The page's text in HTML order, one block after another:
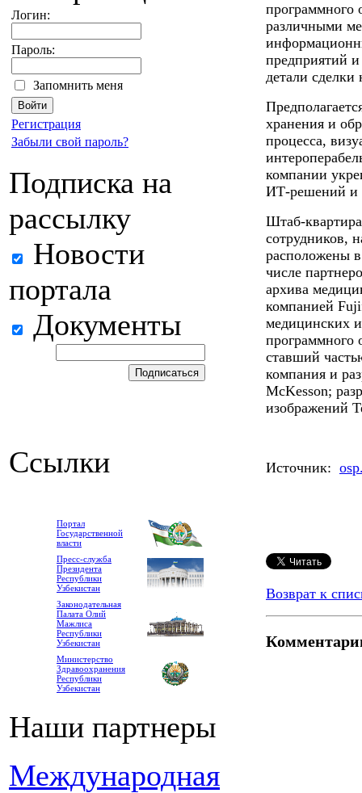
Логин:
Пароль:
Запомнить меня
Регистрация
Забыли свой пароль?
Подписка на
рассылку
Новости
портала
Документы
Ссылки
Портал
Государственной
власти
Пресс-служба
Президента
Республики
Узбекистан
Законодательная
Палата Олий
Мажлиса
Республики
Узбекистан
Министерство
Здравоохранения
Республики
Узбекистан
Наши партнеры
Международная
программного
различными
предприятий
детали сделки
хранения и
процесса,
компании
ИТ-решений и
Штаб-
сотрудников,
расположены
числе
архива
компанией
медицинских
программного
ставший
компания и
McKesson;
изображений
Источник:
Возврат к